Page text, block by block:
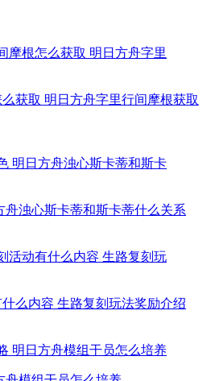
获取 明日方舟字里行间摩根获取
舟浊心斯卡蒂和斯卡蒂什么关系
么内容 生路复刻玩法奖励介绍